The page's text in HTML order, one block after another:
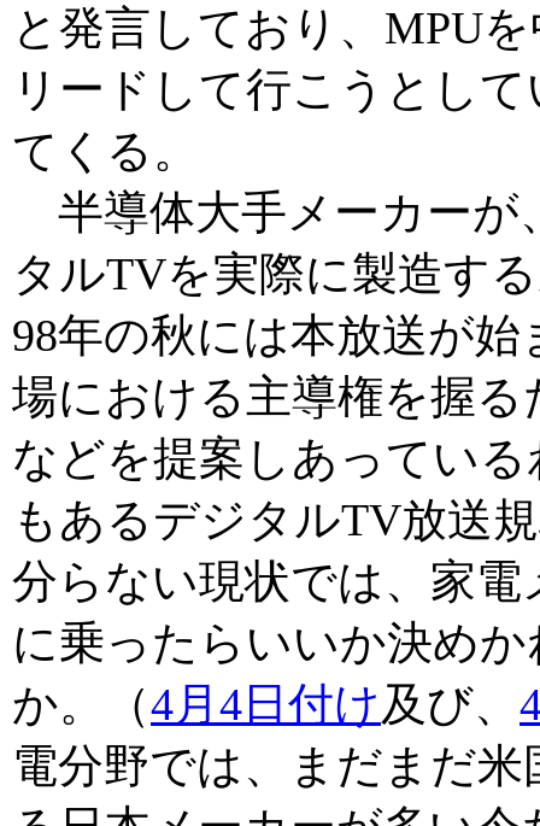
と発言しており、MPU
リードして行こうとし
てくる。
半導体大手メーカーが
タルTVを実際に製造す
98年の秋には本放送が
場における主導権を握
などを提案しあってい
もあるデジタルTV放送
分らない現状では、家
に乗ったらいいか決め
か。（4月4日付け及び、
電分野では、まだまだ